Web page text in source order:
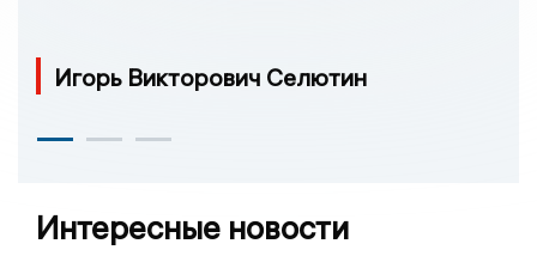
Игорь Викторович Селютин
Интересные новости